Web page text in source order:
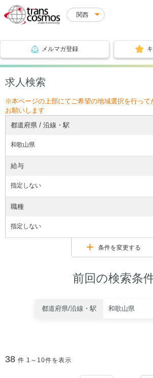
関西
メルマガ登録
求人検索
※本ページの上部にてご希望の地域選択を行って
お願いします
都道府県 / 沿線・駅
和歌山県
給与
指定しない
職種
指定しない
条件を変更する
前回の検索条
都道府県/沿線・駅 和歌山県
38 件 1～10件を表示